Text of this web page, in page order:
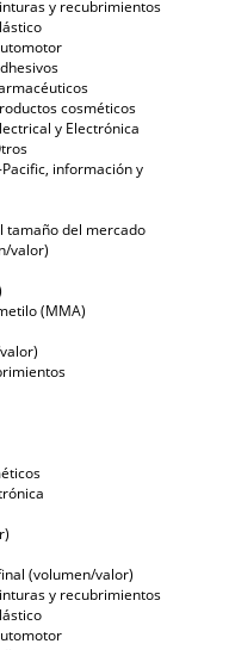
y recubrimientos
cosméticos
y Electrónica
información y
tamaño del mercado
valor)
(MMA)
(volumen/valor)
y recubrimientos